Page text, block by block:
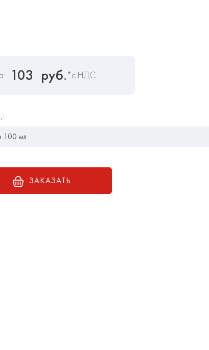
103 руб.*с НДС
ЗАКАЗАТЬ